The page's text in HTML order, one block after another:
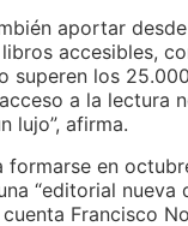
aportar
accesibles,
superen los
a la lectura
lujo”, afirma.
formarse en
“editorial nueva
cuenta Francisco